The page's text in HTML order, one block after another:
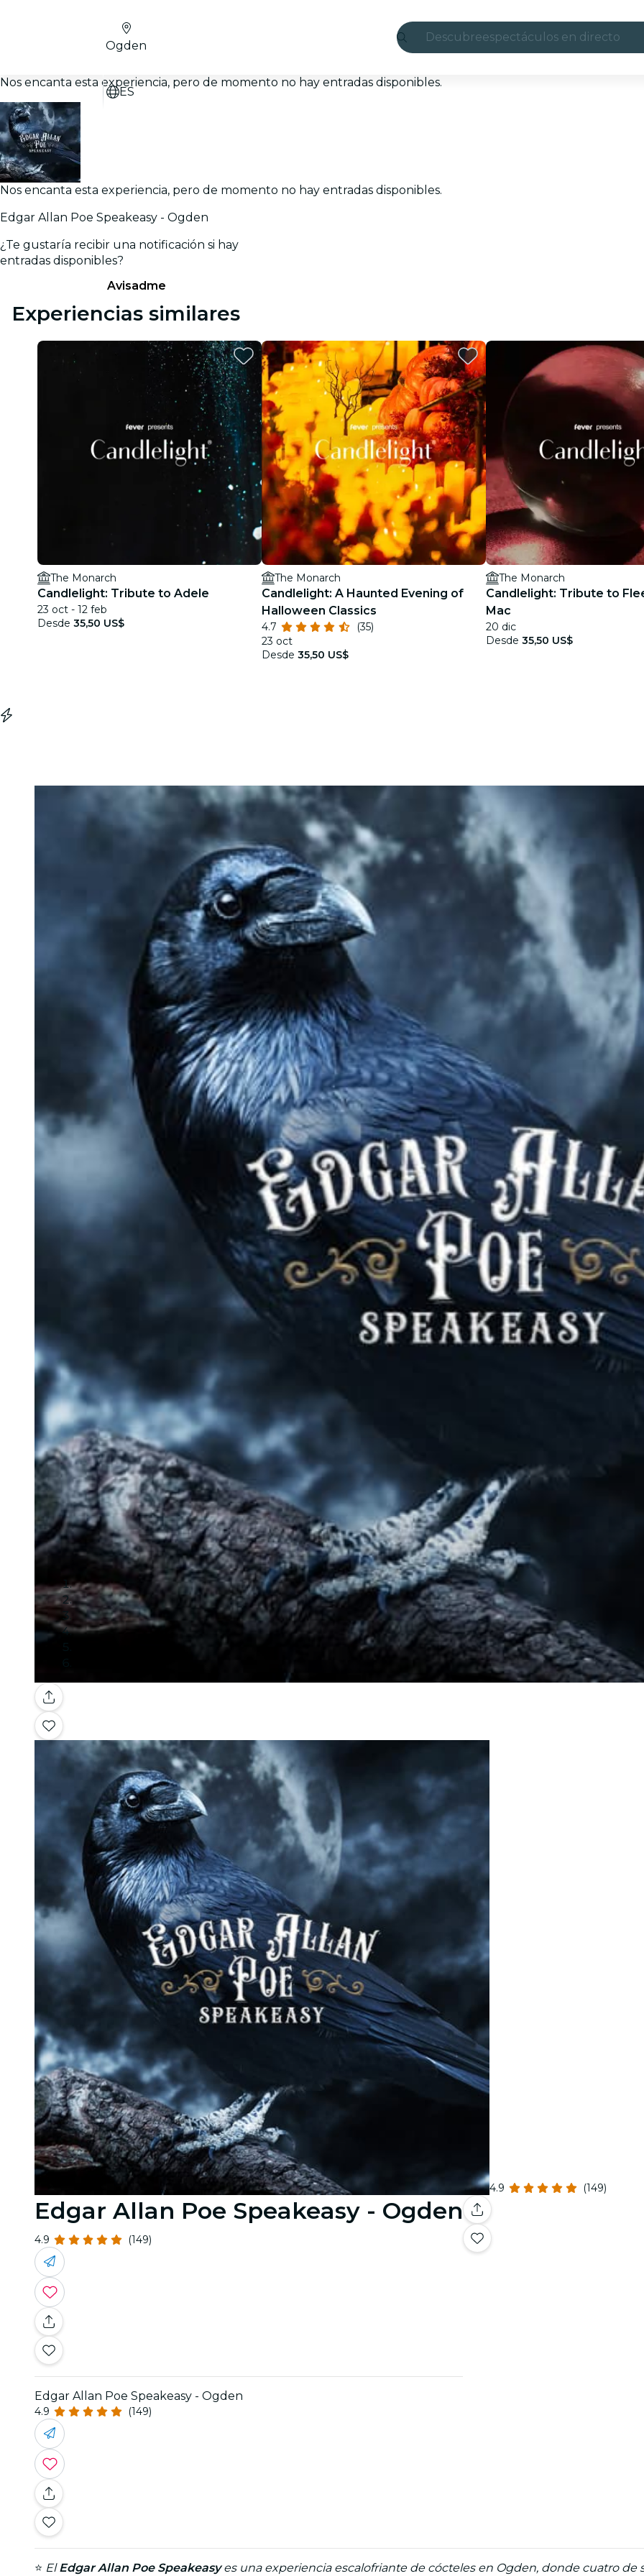
Descubreespectáculos en directo
restaurantes
cine
Ogden
ES
Nos encanta esta experiencia, pero de momento no hay entradas disponibles.
Nos encanta esta experiencia, pero de momento no hay entradas disponibles.
Edgar Allan Poe Speakeasy - Ogden
¿Te gustaría recibir una notificación si hay
entradas disponibles?
Avisadme
Experiencias similares
The Monarch
Candlelight: Tribute to Adele
23 oct - 12 feb
Desde 35,50 US$
The Monarch
Candlelight: A Haunted Evening of
Halloween Classics
4.7
(35)
23 oct
Desde 35,50 US$
The Monarch
Candlelight: Tribute to
Mac
20 dic
Desde 35,50 US$
Galería
4.9 (149)
Edgar Allan Poe Speakeasy - Ogden
4.9 (149)
Edgar Allan Poe Speakeasy - Ogden
4.9 (149)
⭐ ElEdgar Allan Poe Speakeasyes una experiencia escalofriante de cócteles en Ogden, donde cuatro de